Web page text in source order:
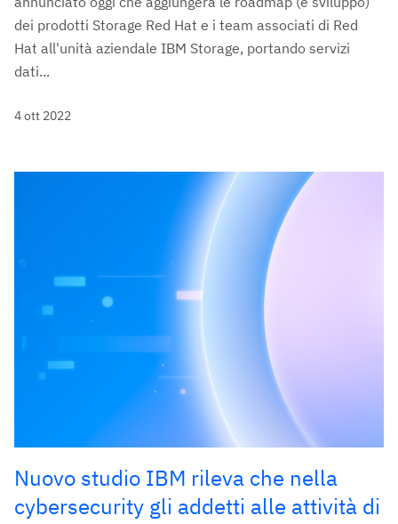
dei prodotti Storage Red Hat e i team associati di Red
Hat all'unità aziendale IBM Storage, portando servizi
dati...
4 ott 2022
Nuovo studio IBM rileva che nella
cybersecurity gli addetti alle attività di